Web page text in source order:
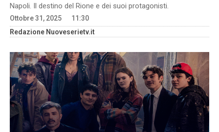
Napoli. Il destino del Rione e dei suoi protagonisti.
Ottobre 31, 2025
11:30
Redazione Nuoveserietv.it